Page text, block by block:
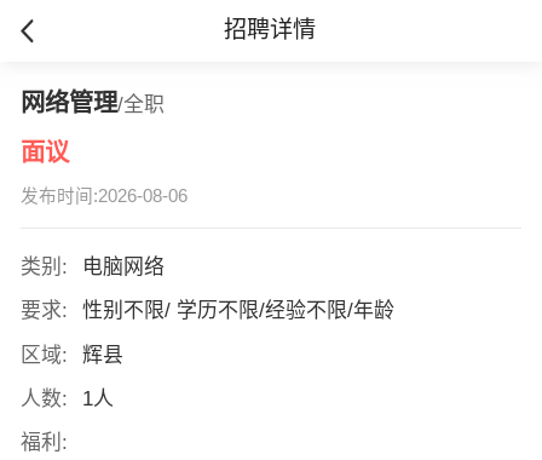
招聘详情
网络管理/全职
面议
发布时间:2026-08-06
类别:
电脑网络
要求:
性别不限/ 学历不限/经验不限/年龄
区域:
辉县
人数:
1人
福利: